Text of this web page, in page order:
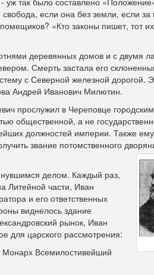
если она без земли, если
«Кто законы пишет, тот
деревянных домов и с двумя
Смерть застала его
с Северной железной дорогой.
Андрей Иванович Милютин.
прослужил в Череповце
общественной, а не
должностей империи. Также
звание потомственного
делом. Каждый раз,
Литейной части, Иван
и его ответственных
виднелось здание
рынок, Иван
для царского рассмотрения:
Монарх Всемилостивейший